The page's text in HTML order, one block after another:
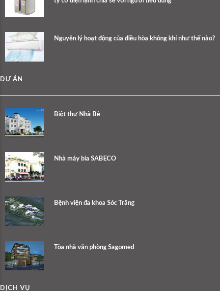
Nguyên lý hoạt động của điều hòa không khí như thế nào?
DỰ ÁN
Biệt thự Nhà Bè
Nhà máy bia SABECO
Bệnh viện đa khoa Sóc Trăng
Tòa nhà văn phòng Sagomed
DỊCH VỤ